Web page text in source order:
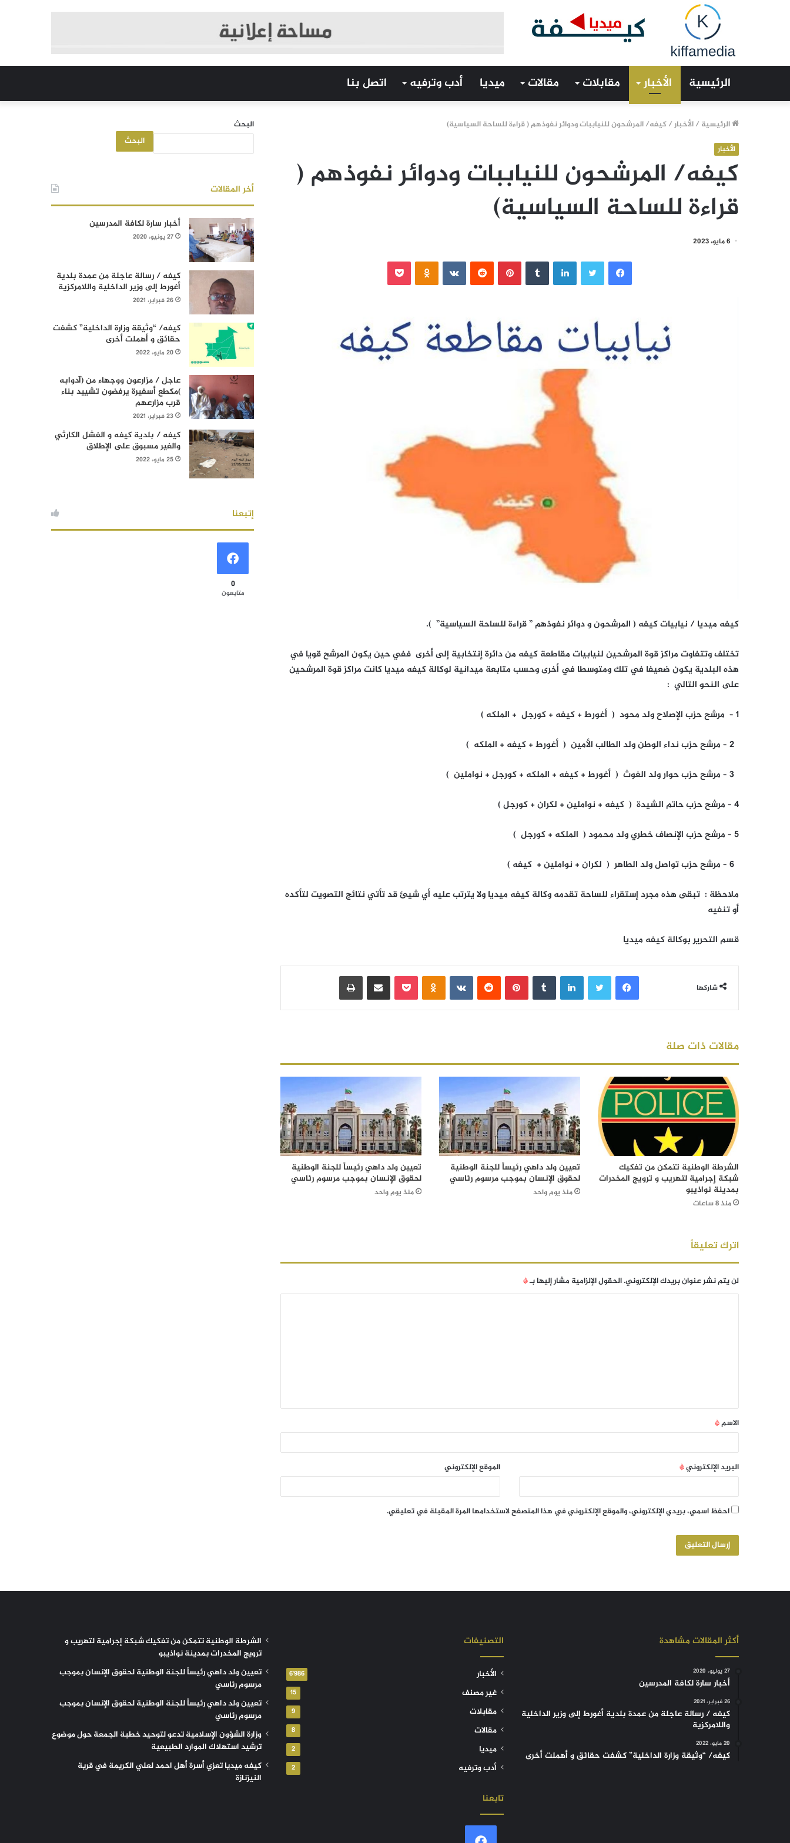
الرئيسية الأخبار مقابلات مقالات ميديا أدب وترفيه اتصل بنا
الرئيسية /الأخبار/كيفه/ المرشحون للنياببات ودوائر نفوذهم ( قراءة للساحة السياسية)
الأخبار
كيفه/ المرشحون للنياببات ودوائر نفوذهم (
قراءة للساحة السياسية)
6 مايو، 2023
فيسبوك لينكدإن بينتيريست
كيفه ميديا / نيابيات كيفه ( المرشحون و دوائر نفوذهم ” قراءة للساحة السياسية” ).
تختلف وتتفاوت مراكز قوة المرشحين لنيابيات مقاطعة كيفه من دائرة إنتخابية إلى أخرى ففي حين يكون المرشح قويا في
هذه البلدية يكون ضعيفا في تلك ومتوسطا في أخرى وحسب متابعة ميدانية لوكالة كيفه ميديا كانت مراكز قوة المرشحين
على النحو التالي :
1 – مرشح حزب الإصلاح ولد محود ( أغورط + كيفه + كورجل + الملكه )
4 – مرشح حزب حاتم الشيدة ( كيفه + نواملين + لكران + كورجل )
5 – مرشح حزب الإنصاف خطري ولد محمود ( الملكه + كورجل )
ملاحظة : تبقى هذه مجرد إستقراء للساحة تقدمه وكالة كيفه ميديا ولا يترتب عليه أي شيئ قد تأتي نتائج التصويت لتأكده
أو تنفيه
قسم التحرير بوكالة كيفه ميديا
شاركها
فيسبوك لينكدإن بينتيريست بوكيت مشاركة عبر البريد
مقالات ذات صلة
الشرطة الوطنية تتمكن من تفكيك
شبكة إجرامية لتهريب و ترويج المخدرات
بمدينة نواذيبو
منذ 8 ساعات
تعيين ولد داهي رئيساً للجنة الوطنية
لحقوق الإنسان بموجب مرسوم رئاسي
منذ يوم واحد
تعيين ولد داهي رئيساً للجنة الوطنية
لحقوق الإنسان بموجب مرسوم رئاسي
منذ يوم واحد
اترك تعليقاً
لن يتم نشر عنوان بريدك الإلكتروني.الحقول الإلزامية مشار إليها بـ*
الاسم*
البريد الإلكتروني* الموقع الإلكتروني
احفظ اسمي، بريدي الإلكتروني، والموقع الإلكتروني في هذا المتصفح لاستخدامها المرة المقبلة في تعليقي.
البحث
البحث
أخر المقالات
أخبار سارة لكافة المدرسين
27 يونيو، 2020
كيفه / رسالة عاجلة من عمدة بلدية
أغورط إلى وزير الداخلية واللامركزية
26 فبراير، 2021
كيفه/ “وثيقة وزارة الداخلية” كشفت
حقائق و أهملت أخرى
20 مايو، 2022
عاجل / مزارعون ووجهاء من (آدوابه
)مكطع أسفيرة يرفضون تشييد بناء
قرب مزارعهم
23 فبراير، 2021
كيفه / بلدية كيفه و الفشل الكارثي
والغير مسبوق على الإطلاق
25 مايو، 2022
إتبعنا
0
متابعون
أكثر المقالات مشاهدة
27 يونيو، 2020
أخبار سارة لكافة المدرسين
26 فبراير، 2021
كيفه / رسالة عاجلة من عمدة بلدية أغورط إلى وزير الداخلية
واللامركزية
20 مايو، 2022
كيفه/ “وثيقة وزارة الداخلية” كشفت حقائق و أهملت أخرى
التصنيفات
الأخبار 6٬986
غير مصنف 15
مقابلات 9
مقالات 8
ميديا 2
أدب وترفيه 2
تابعنا
الشرطة الوطنية تتمكن من تفكيك شبكة إجرامية لتهريب و
ترويج المخدرات بمدينة نواذيبو
تعيين ولد داهي رئيساً للجنة الوطنية لحقوق الإنسان بموجب
مرسوم رئاسي
تعيين ولد داهي رئيساً للجنة الوطنية لحقوق الإنسان بموجب
مرسوم رئاسي
وزارة الشؤون الإسلامية تدعو لتوحيد خطبة الجمعة حول موضوع
ترشيد استهلاك الموارد الطبيعية
كيفه ميديا تعزي أسرة أهل احمد لعلي الكريمة في قرية
النيزنازة